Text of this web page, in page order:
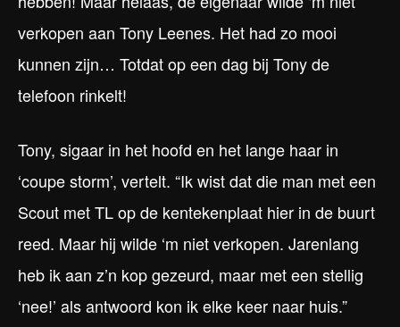
verkopen aan Tony Leenes. Het had zo mooi
kunnen zijn… Totdat op een dag bij Tony de
telefoon rinkelt!
Tony, sigaar in het hoofd en het lange haar in
‘coupe storm’, vertelt. “Ik wist dat die man met een
Scout met TL op de kentekenplaat hier in de buurt
reed. Maar hij wilde ‘m niet verkopen. Jarenlang
heb ik aan z’n kop gezeurd, maar met een stellig
‘nee!’ als antwoord kon ik elke keer naar huis.”